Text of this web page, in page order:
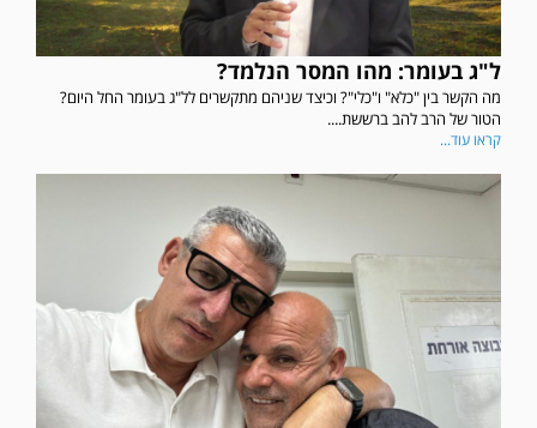
ל"ג בעומר: מהו המסר הנלמד?
מה הקשר בין "כלא" ו"כלי"? וכיצד שניהם מתקשרים לל"ג בעומר החל היום?
הטור של הרב להב ברששת....
קראו עוד...